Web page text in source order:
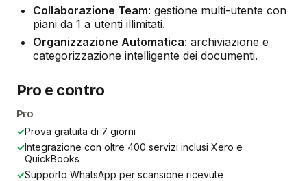
Collaborazione Team: gestione multi-utente con
piani da 1 a utenti illimitati.
Organizzazione Automatica: archiviazione e
categorizzazione intelligente dei documenti.
Pro e contro
Pro
✓Prova gratuita di 7 giorni
✓Integrazione con oltre 400 servizi inclusi Xero e
QuickBooks
✓Supporto WhatsApp per scansione ricevute